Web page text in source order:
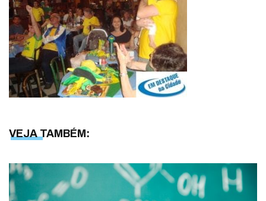
VEJA TAMBÉM: